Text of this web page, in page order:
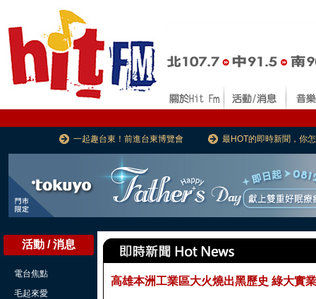
一起趣台東！前進台東博覽會 最HOT的即時新聞，你
活動 / 消息
電台焦點
毛起來愛
高雄本洲工業區大火燒出黑歷史 綠大實